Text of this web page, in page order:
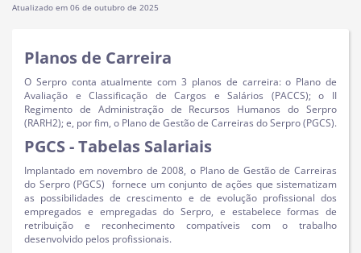
Atualizado em 06 de outubro de 2025
Planos de Carreira
O Serpro conta atualmente com 3 planos de carreira: o Plano de
Avaliação e Classificação de Cargos e Salários (PACCS); o II
Regimento de Administração de Recursos Humanos do Serpro
(RARH2); e, por fim, o Plano de Gestão de Carreiras do Serpro (PGCS).
PGCS - Tabelas Salariais
Implantado em novembro de 2008, o Plano de Gestão de Carreiras
do Serpro (PGCS) fornece um conjunto de ações que sistematizam
as possibilidades de crescimento e de evolução profissional dos
empregados e empregadas do Serpro, e estabelece formas de
retribuição e reconhecimento compatíveis com o trabalho
desenvolvido pelos profissionais.